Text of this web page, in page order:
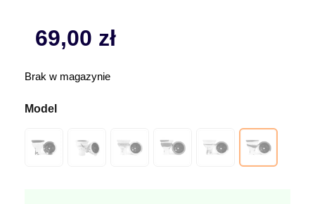
69,00 zł
Brak w magazynie